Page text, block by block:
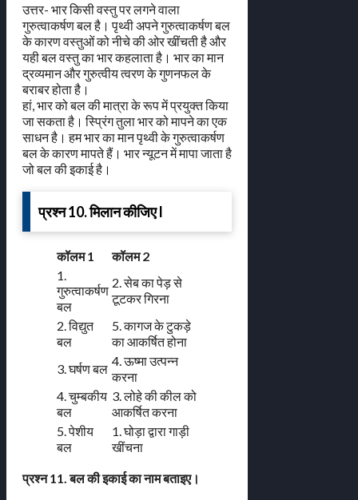
उत्तर- भार किसी वस्तु पर लगने वाला
गुरुत्वाकर्षण बल है। पृथ्वी अपने गुरुत्वाकर्षण बल
के कारण वस्तुओं को नीचे की ओर खींचती है और
यही बल वस्तु का भार कहलाता है। भार का मान
द्रव्यमान और गुरुत्वीय त्वरण के गुणनफल के
बराबर होता है।
हां, भार को बल की मात्रा के रूप में प्रयुक्त किया
जा सकता है। स्प्रिंग तुला भार को मापने का एक
साधन है। हम भार का मान पृथ्वी के गुरुत्वाकर्षण
बल के कारण मापते हैं। भार न्यूटन में मापा जाता है
जो बल की इकाई है।
प्रश्न 10. मिलान कीजिए l
कॉलम 1
कॉलम 2
1.
गुरुत्वाकर्षण
बल
2. सेब का पेड़ से
टूटकर गिरना
2. विद्युत
बल
5. कागज के टुकड़े
का आकर्षित होना
3. घर्षण बल
4. ऊष्मा उत्पन्न
करना
4. चुम्बकीय
बल
3. लोहे की कील को
आकर्षित करना
5. पेशीय
बल
1. घोड़ा द्वारा गाड़ी
खींचना
प्रश्न 11. बल की इकाई का नाम बताइए।